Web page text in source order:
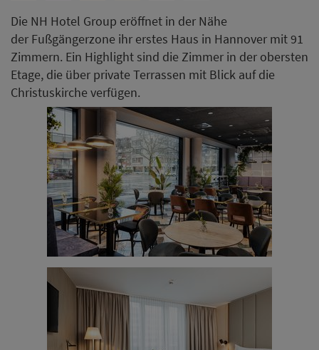
Die NH Hotel Group eröffnet in der Nähe
der Fußgängerzone ihr erstes Haus in Hannover mit 91
Zimmern. Ein Highlight sind die Zimmer in der obersten
Etage, die über private Terrassen mit Blick auf die
Christuskirche verfügen.